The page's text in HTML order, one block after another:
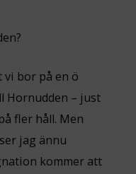
vi bor på en ö
Hornudden – just
fler håll. Men
jag ännu
kommer att